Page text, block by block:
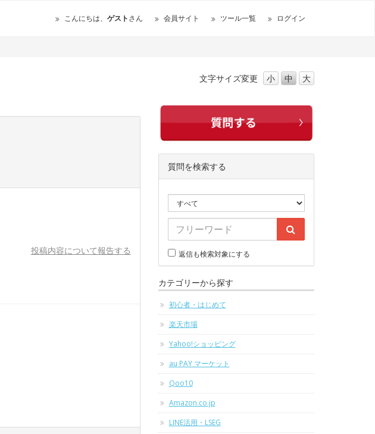
こんにちは、 ゲストさん 会員サイト ツール一覧 ログイン
文字サイズ変更 小 中 大
投稿内容について報告する
質問を検索する
返信も検索対象にする
カテゴリーから探す
初心者・はじめて
楽天市場
Yahoo!ショッピング
au PAY マーケット
Qoo10
Amazon.co.jp
LINE活用・LSEG